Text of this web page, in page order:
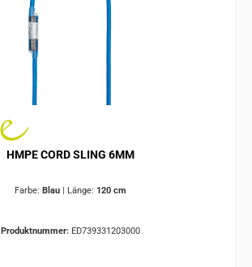
HMPE CORD SLING 6MM
Farbe: Blau Länge: 120 cm
Produktnummer: ED739331203000